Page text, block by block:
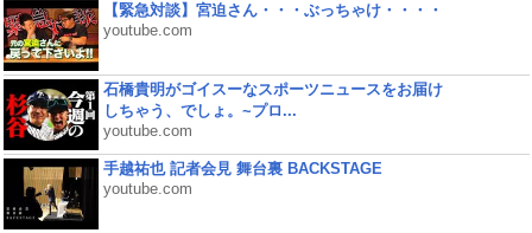
【緊急対談】宮迫さん・・・ぶっちゃけ・・・・
youtube.com
石橋貴明がゴイスーなスポーツニュースをお届け
しちゃう、でしょ。~プロ...
youtube.com
手越祐也 記者会見 舞台裏 BACKSTAGE
youtube.com